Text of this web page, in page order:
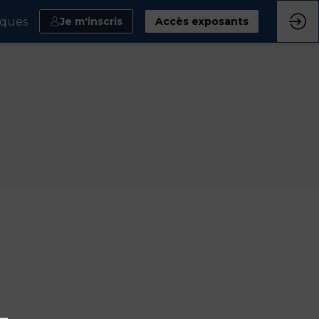
Je m'inscris Accès exposants